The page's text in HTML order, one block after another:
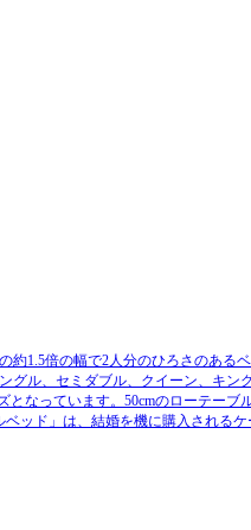
1.5倍の幅で2人分のひろさのあるベ
ル、セミダブル、クイーン、キン
となっています。50cmのローテー
ッド」は、結婚を機に購入される